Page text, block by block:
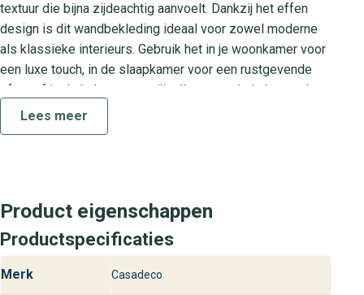
textuur die bijna zijdeachtig aanvoelt. Dankzij het effen
design is dit wandbekleding ideaal voor zowel moderne
als klassieke interieurs. Gebruik het in je woonkamer voor
een luxe touch, in de slaapkamer voor een rustgevende
sfeer of in de hal om een stijlvolle eerste indruk te maken.
Over de collectie So Color 5
volop mogelijkheden om je interieur naar eigen smaak in te
richten. Of je nu kiest voor een opvallende kleur of juist
voor neutraal, So Color 5 garandeert een luxe en stijlvolle
uitstraling.
Lees meer
Product eigenschappen
Productspecificaties
Merk Casadeco